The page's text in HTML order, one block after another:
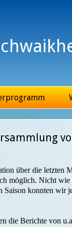
über die letzten
möglich. Nicht wie
Saison konnten
die Berichte von